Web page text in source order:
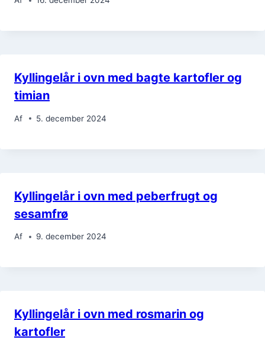
Kyllingelår i ovn med bagte kartofler og
timian
Af 5. december 2024
Kyllingelår i ovn med peberfrugt og
sesamfrø
Af 9. december 2024
Kyllingelår i ovn med rosmarin og
kartofler